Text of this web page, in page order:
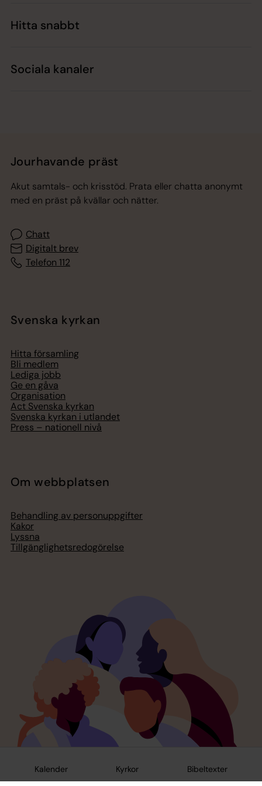
Kalender Kyrkor Bibeltexter
Hitta snabbt
Sociala kanaler
Jourhavande präst
Akut samtals- och krisstöd. Prata eller chatta anonymt
med en präst på kvällar och nätter.
Chatt
Digitalt brev
Telefon 112
Svenska kyrkan
Hitta församling
Bli medlem
Lediga jobb
Ge en gåva
Organisation
Act Svenska kyrkan
Svenska kyrkan i utlandet
Press – nationell nivå
Om webbplatsen
Behandling av personuppgifter
Kakor
Lyssna
Tillgänglighetsredogörelse